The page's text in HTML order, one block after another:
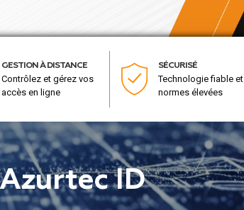
GESTION À DISTANCE
Contrôlez et gérez vos
accès en ligne
SÉCURISÉ
Technologie fiable et
normes élevées
ID